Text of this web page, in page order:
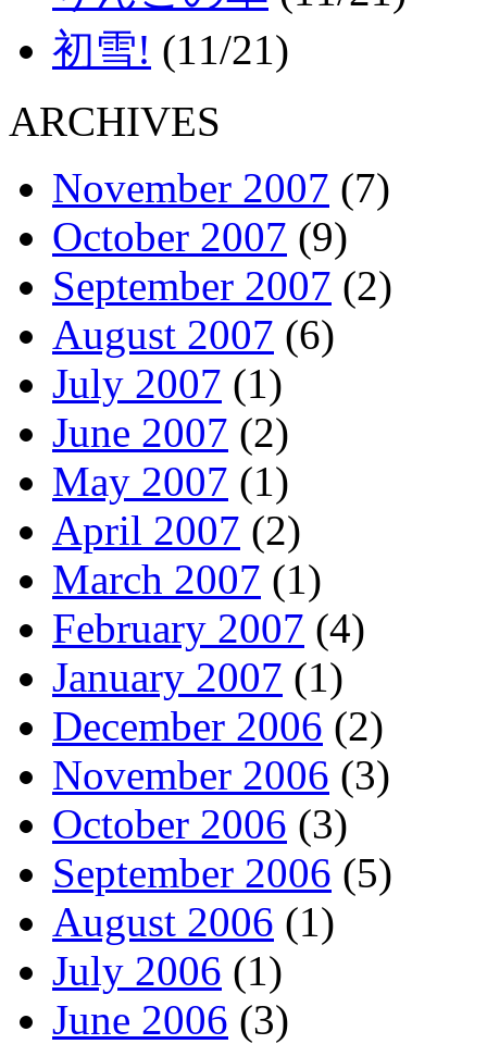
初雪! (11/21)
ARCHIVES
November 2007 (7)
October 2007 (9)
September 2007 (2)
August 2007 (6)
July 2007 (1)
June 2007 (2)
May 2007 (1)
April 2007 (2)
March 2007 (1)
February 2007 (4)
January 2007 (1)
December 2006 (2)
November 2006 (3)
October 2006 (3)
September 2006 (5)
August 2006 (1)
July 2006 (1)
June 2006 (3)